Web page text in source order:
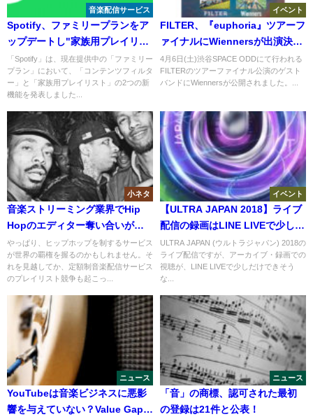
音楽配信サービス
Spotify、ファミリープランをア
ップデートし"家族用プレイリス
ト"など追加
「Spotify」は、現在提供中の「ファミリー
プラン」において、「コンテンツフィルタ
ー」と「家族用プレイリスト」の2つの新
機能を発表しました...
イベント
FILTER、『euphoria』ツアーフ
ァイナルにWiennersが出演決
定！
4月6日(土)渋谷SPACE ODDにて行われる
FILTERのツアーファイナル公演のゲスト
バンドにWiennersが公開されました。...
小ネタ
音楽ストリーミング業界でHip
Hopのエディター奪い合いが起
きてる
やっぱり、ヒップホップを制するサービス
が世界の覇権を握るのかもしれません。そ
れを見越してか、定額制音楽配信サービス
のプレイリスト競争も起こっ...
イベント
【ULTRA JAPAN 2018】ライブ
配信の録画はLINE LIVEで少しの
期間だけ見れそう？
ULTRA JAPAN (ウルトラジャパン) 2018の
ライブ配信ですが、アーカイブ・録画での
視聴が、LINE LIVEで少しだけできそう
な...
ニュース
YouTubeは音楽ビジネスに悪影
響を与えていない？Value Gap問
ニュース
「音」の商標、認可された最初
の登録は21件と公表！